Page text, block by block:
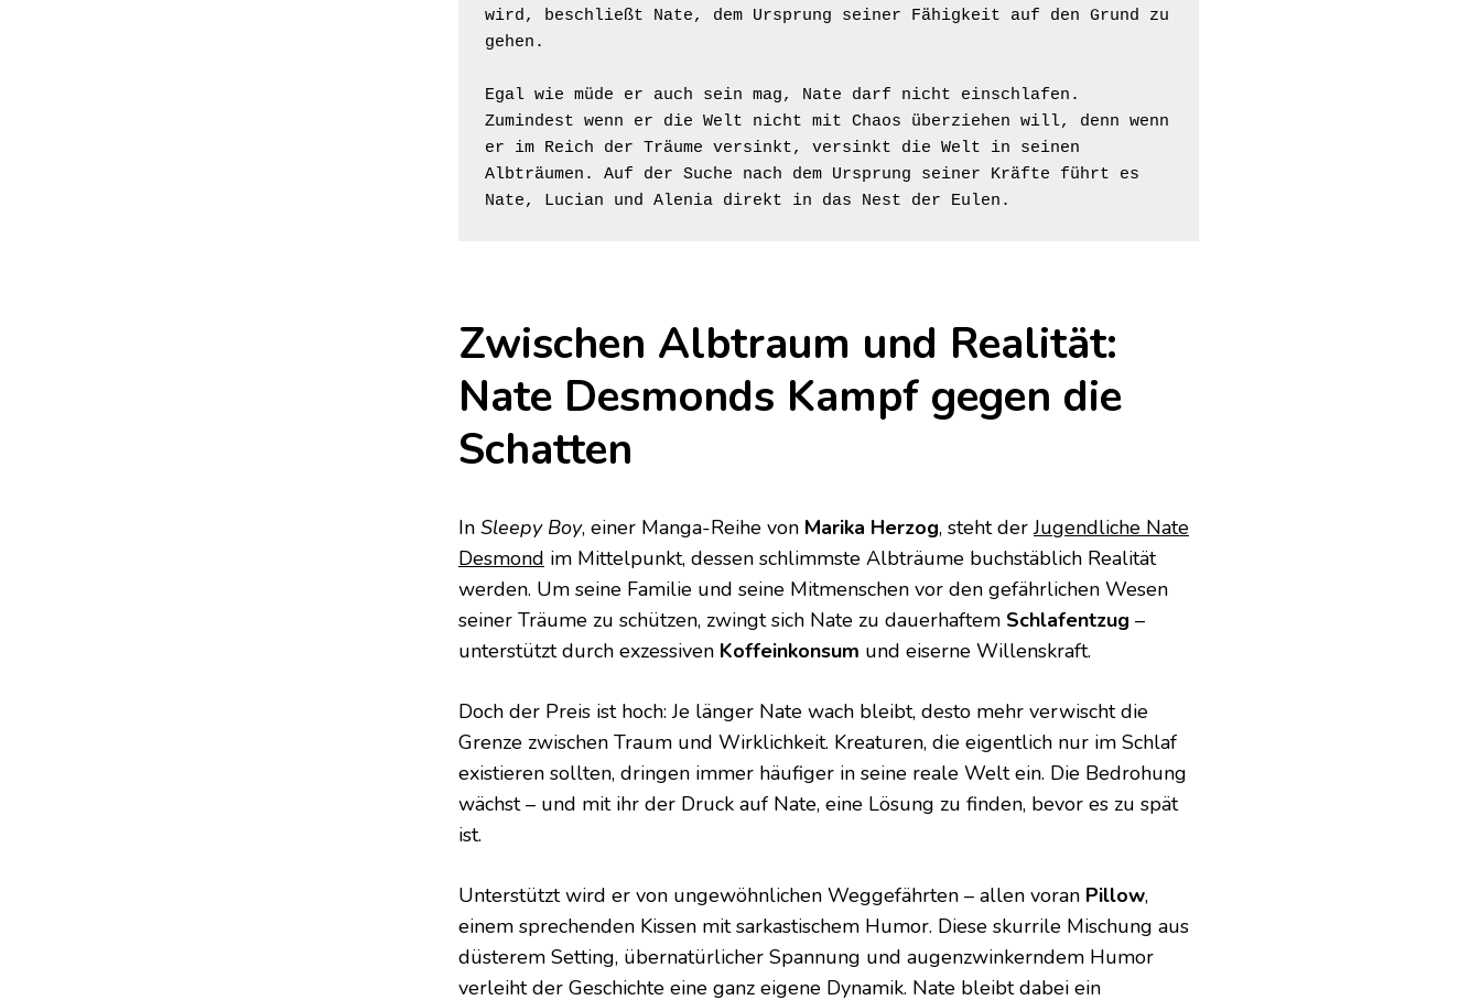
wird, beschließt Nate, dem Ursprung seiner Fähigkeit auf den Grund zu
gehen.
Egal wie müde er auch sein mag, Nate darf nicht einschlafen.
Zumindest wenn er die Welt nicht mit Chaos überziehen will, denn wenn
er im Reich der Träume versinkt, versinkt die Welt in seinen
Albträumen. Auf der Suche nach dem Ursprung seiner Kräfte führt es
Nate, Lucian und Alenia direkt in das Nest der Eulen.
Zwischen Albtraum und Realität:
Nate Desmonds Kampf gegen die
Schatten
In Sleepy Boy, einer Manga-Reihe von Marika Herzog, steht derJugendliche Nate
Desmond im Mittelpunkt, dessen schlimmste Albträume buchstäblich Realität
werden. Um seine Familie und seine Mitmenschen vor den gefährlichen Wesen
seiner Träume zu schützen, zwingt sich Nate zu dauerhaftem Schlafentzug –
unterstützt durch exzessiven Koffeinkonsum und eiserne Willenskraft.
Doch der Preis ist hoch: Je länger Nate wach bleibt, desto mehr verwischt die
Grenze zwischen Traum und Wirklichkeit. Kreaturen, die eigentlich nur im Schlaf
existieren sollten, dringen immer häufiger in seine reale Welt ein. Die Bedrohung
wächst – und mit ihr der Druck auf Nate, eine Lösung zu finden, bevor es zu spät
ist.
Unterstützt wird er von ungewöhnlichen Weggefährten – allen voran Pillow,
einem sprechenden Kissen mit sarkastischem Humor. Diese skurrile Mischung aus
düsterem Setting, übernatürlicher Spannung und augenzwinkerndem Humor
verleiht der Geschichte eine ganz eigene Dynamik. Nate bleibt dabei ein